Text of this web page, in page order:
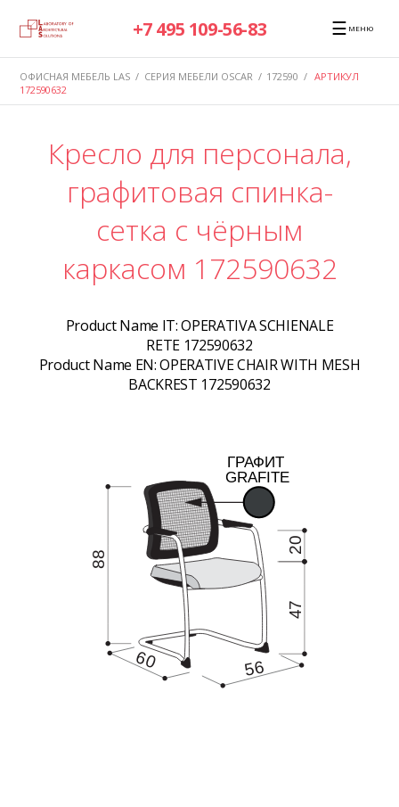
+7 495 109-56-83 ☰ МЕНЮ
ОФИСНАЯ МЕБЕЛЬ LAS / СЕРИЯ МЕБЕЛИ OSCAR / 172590 / АРТИКУЛ
172590632
Кресло для персонала,
графитовая спинка-
сетка с чёрным
каркасом 172590632
Product Name IT:OPERATIVA SCHIENALE
RETE 172590632
Product Name EN:OPERATIVE CHAIR WITH MESH
BACKREST 172590632